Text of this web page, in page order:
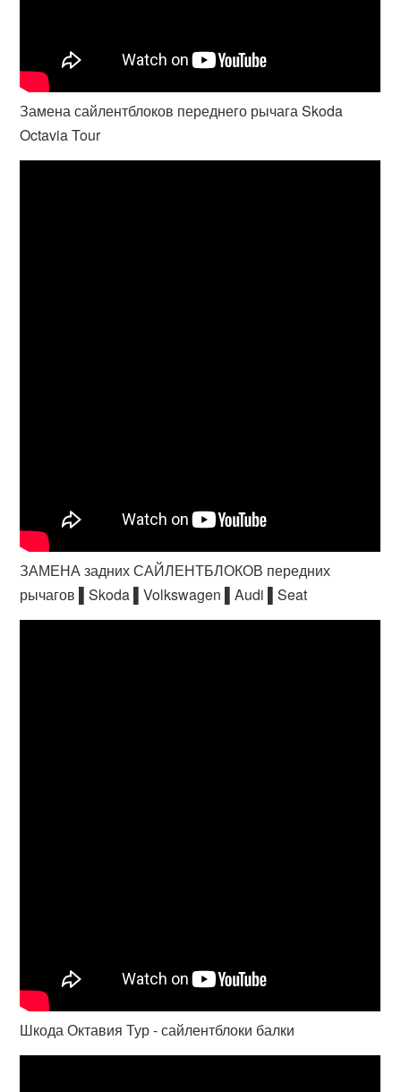
Замена сайлентблоков переднего рычага Skoda
Octavia Tour
ЗАМЕНА задних САЙЛЕНТБЛОКОВ передних
рычагов ▌Skoda ▌Volkswagen ▌Audi ▌Seat
Шкода Октавия Тур - сайлентблоки балки